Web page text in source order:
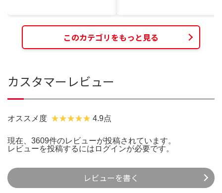
このカテゴリをもっと見る
カスタマーレビュー
オススメ度 4.9点
現在、3609件のレビューが投稿されています。
レビューを投稿するには ログインが必要です。
レビューを書く